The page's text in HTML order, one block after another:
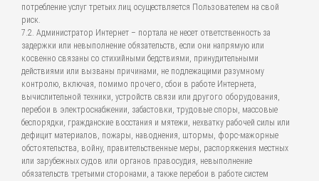
потребление услуг третьих лиц осуществляется Пользователем на свой
риск.
7.2. Администратор Интернет – портала не несет ответственность за
задержки или невыполнение обязательств, если они напрямую или
косвенно связаны со стихийными бедствиями, принудительными
действиями или вызваны причинами, не подлежащими разумному
контролю, включая, помимо прочего, сбои в работе Интернета,
вычислительной техники, устройств связи или другого оборудования,
перебои в электроснабжении, забастовки, трудовые споры, массовые
беспорядки, гражданские восстания и мятежи, нехватку рабочей силы или
дефицит материалов, пожары, наводнения, штормы, форс-мажорные
обстоятельства, войну, правительственные меры, распоряжения местных
или зарубежных судов или органов правосудия, невыполнение
обязательств третьими сторонами, а также перебои в работе систем